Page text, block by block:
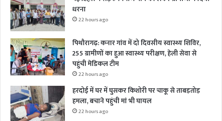
धरना
22 hours ago
पिथौरागढ़: कनार गांव में दो दिवसीय स्वास्थ्य शिविर,
255 ग्रामीणों का हुआ स्वास्थ्य परीक्षण, हेली सेवा से
पहुंची मेडिकल टीम
22 hours ago
हरदोई में घर में घुसकर किशोरी पर चाकू से ताबड़तोड़
हमला, बचाने पहुंची मां भी घायल
22 hours ago